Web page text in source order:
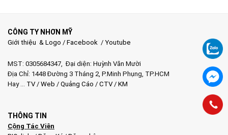
CÔNG TY NHƠN MỸ
Giới thiệu & Logo / Facebook / Youtube
MST: 0305684347, Đại diện: Huỳnh Văn Mười
Địa Chỉ: 1448 Đường 3 Tháng 2, P.Minh Phụng, TP.HCM
Hay … TV/ Web / Quảng Cáo / CTV/ KM
THÔNG TIN
Cộng Tác Viên